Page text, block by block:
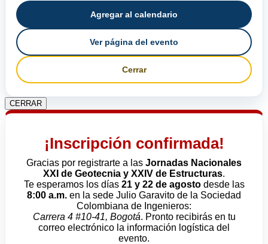
Agregar al calendario
Ver página del evento
Cerrar
CERRAR
¡Inscripción confirmada!
Gracias por registrarte a las Jornadas Nacionales
XXI de Geotecnia y XXIV de Estructuras.
Te esperamos los días 21 y 22 de agostodesde las
8:00 a.m. en la sede Julio Garavito de la Sociedad
Colombiana de Ingenieros:
Carrera 4 #10-41, Bogotá. Pronto recibirás en tu
correo electrónico la información logística del
evento.